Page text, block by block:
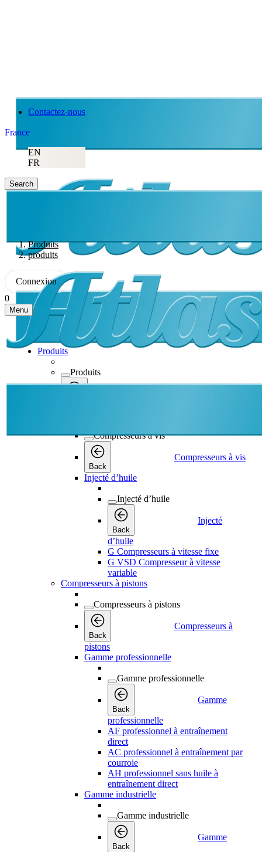
Contactez-nous
France
EN
FR
Search
Produits
produits
Connexion
0
Menu
Produits
Produits
Compresseurs à vis
Back
Compresseurs à vis
Injecté d’huile
Injecté d’huile
Back
Injecté
d’huile
G Compresseurs à vitesse fixe
G VSD Compresseur à vitesse
variable
Compresseurs à pistons
Compresseurs à pistons
Back
Compresseurs à
pistons
Gamme professionnelle
Gamme professionnelle
Back
Gamme
professionnelle
AF professionnel à entraînement
direct
AC professionnel à entraînement par
courroie
AH professionnel sans huile à
entraînement direct
Gamme industrielle
Gamme industrielle
Back
Gamme